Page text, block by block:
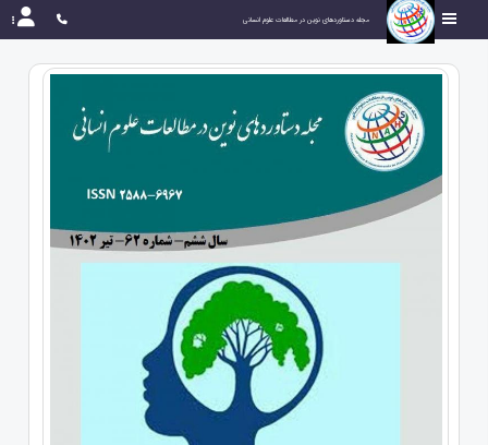
مجله دستاوردهای نوین در مطالعات علوم انسانی